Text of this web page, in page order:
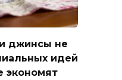
джинсы не
идей
экономят